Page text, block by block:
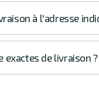
à l'adresse
exactes de livraison ?